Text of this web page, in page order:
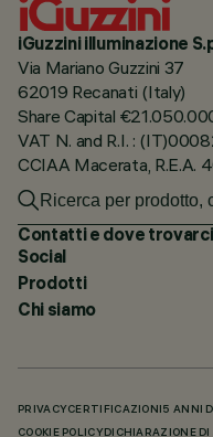
iGuzzini illuminazione
Via Mariano Guzzini 37
62019 Recanati (Italy)
Share Capital
VAT N. and R.I. :
CCIAA Macerata, R.E.A.
Contatti e dove trovarci
Social
Prodotti
Chi siamo
PRIVACY CERTIFICAZIONI 5 ANNI
COOKIE POLICY DICHIARAZIONE